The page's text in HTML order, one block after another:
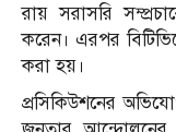
রায় সরাসরি
করেন। এরপর
করা হয়।
প্রসিকিউশনের